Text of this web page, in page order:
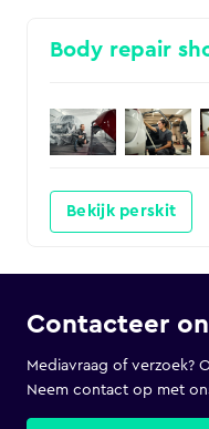
Body repair
Bekijk perskit
Contacteer
Mediavraag of verzoek?
Neem contact op met